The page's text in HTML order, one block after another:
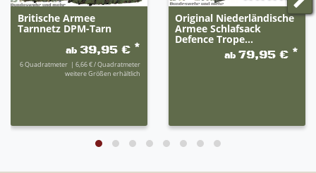
Britische Armee
Tarnnetz DPM-Tarn
ab39,95 € *
6Quadratmeter | 6,66 € / Quadratmeter
weitere Größen erhältlich
Original Niederländische
Armee Schlafsack
Defence Trope...
ab 79,95 € *